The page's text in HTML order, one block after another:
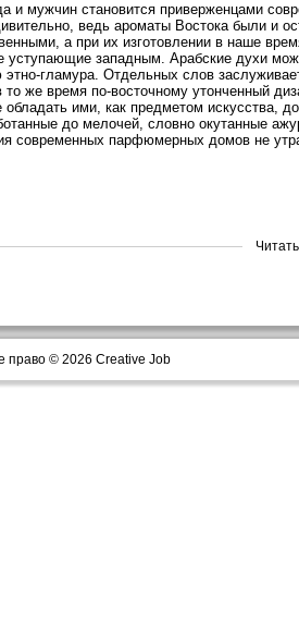
и мужчин становится приверженцами
ведь ароматы Востока были и
а при их изготовлении в наше
уступающие западным. Арабские духи
гламура. Отдельных слов
же время по-восточному утонченный
ими, как предметом искусства,
до мелочей, словно окутанные
современных парфюмерных домов не
право © 2026 Creative Job